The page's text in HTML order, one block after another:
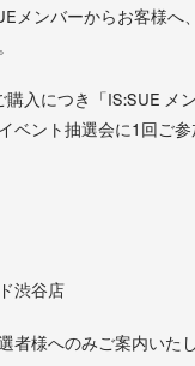
メンバーからお客様へ
入につき「IS:SUE メ
ベント抽選会に1回ご参
渋谷店
者様へのみご案内いたし